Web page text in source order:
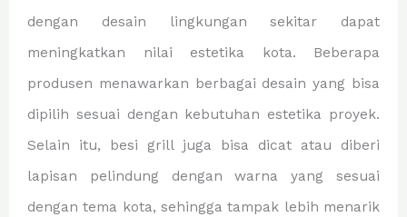
dengan desain lingkungan sekitar dapat
meningkatkan nilai estetika kota. Beberapa
produsen menawarkan berbagai desain yang bisa
dipilih sesuai dengan kebutuhan estetika proyek.
Selain itu, besi grill juga bisa dicat atau diberi
lapisan pelindung dengan warna yang sesuai
dengan tema kota, sehingga tampak lebih menarik